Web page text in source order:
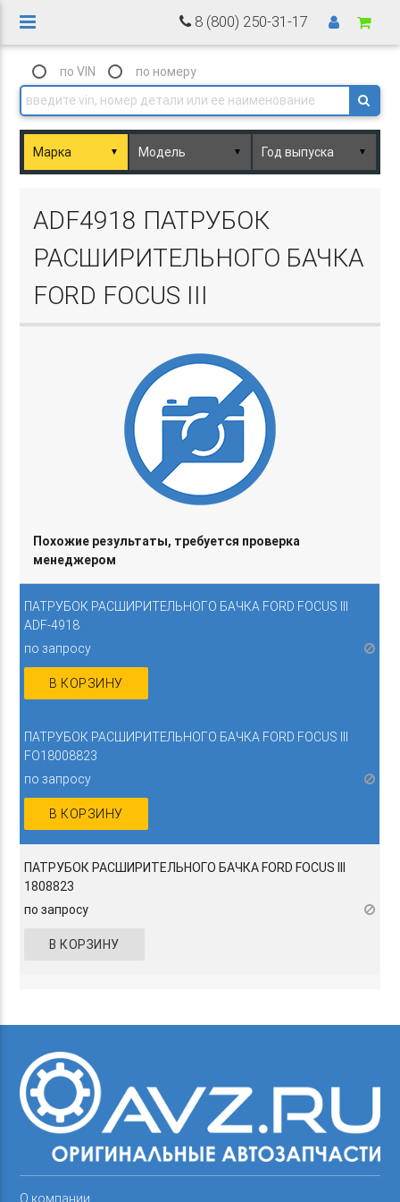
8 (800) 250-31-17
по VIN по номеру
▼ ▼ ▼
ADF4918 ПАТРУБОК
РАСШИРИТЕЛЬНОГО БАЧКА
FORD FOCUS III
ПАТРУБОК РАСШИРИТЕЛЬНОГО БАЧКА FORD FOCUS III
ADF-4918
по запросу
В КОРЗИНУ
Похожие результаты, требуется проверка
менеджером
ПАТРУБОК РАСШИРИТЕЛЬНОГО БАЧКА FORD FOCUS III
FO18008823
по запросу
В КОРЗИНУ
ПАТРУБОК РАСШИРИТЕЛЬНОГО БАЧКА FORD FOCUS III
1808823
по запросу
В КОРЗИНУ
О компании